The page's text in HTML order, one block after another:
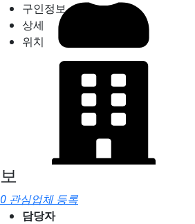
구인정보
상세
위치
보
0 관심업체 등록
담당자